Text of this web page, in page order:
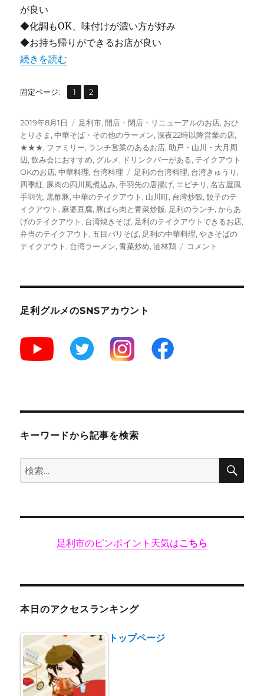
が良い
◆化調もOK、味付けが濃い方が好み
◆お持ち帰りができるお店が良い
“【足利】台湾料理 四季紅 [閉店]” の
続きを読む
固定ページ:
固
ペ
ー
ジ
1 ,
固
ペ
ー
ジ
2
投
稿
日:
2019年8月1日
カ
テ
ゴ
リ
ー
足利市, 開店・閉店・リニューアルのお店, おひ
とりさま,中華そば・その他のラーメン,深夜22時以降営業の店,
★★★, ファミリー, ランチ営業のあるお店,助戸・山川・大月周
辺,飲み会におすすめ, グルメ, ドリンクバーがある, テイクアウト
OKのお店,中華料理, 台湾料理
タ
グ
足利の台湾料理, 台湾きゅうり,
四季紅, 豚肉の四川風煮込み,手羽先の唐揚げ, エビチリ,名古屋風
手羽先,黒酢豚,中華のテイクアウト, 山川町, 台湾炒飯,餃子のテ
イクアウト, 麻婆豆腐, 豚ばら肉と青菜炒飯, 足利のランチ,からあ
げのテイクアウト, 台湾焼きそば, 足利のテイクアウトできるお店,
弁当のテイクアウト,五目バリそば, 足利の中華料理,やきそばの
テイクアウト, 台湾ラーメン,青菜炒め,油林鶏
【足
コメント
足利グルメのSNSアカウント
キーワードから記事を検索
検
索:
検
足利市のピンポイント天気はこちら
本日のアクセスランキング
トップページ